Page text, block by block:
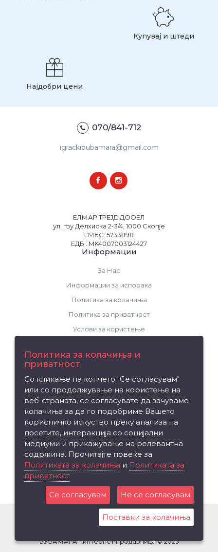
Купувај и штеди
Најдобри цени
070/841-712
igrackibubamara@gmail.com
ЕЛМАР ТРЕЈД ДООЕЛ
ул. Њу Делхиска 2-3/4, 1000 Скопје
ЕМБС: 5733898
ЕДБ : MK4007003124427
Информации
За Нас
Информации за испорака
Политика за колачиња
Политика за приватност
Услови за користење
Рекламација на производ
Мапа на сајтот
Издвојуваме
Брендови
Вредносен ваучер
Партнерска програма
БУБАМАРА - интернет продавница © 2025
Политика за колачиња и
приватност
Со кликање на копчето "Се согласувам"
или со продолжување на користење на
веб-страната, се согласувате да зачуваме
колачиња за да го подобриме Вашето
корисничко искуство преку анализа на
посетите, интеракција со социјални
медиуми и прикажување на релевантна
содржина. Прочитајте повеќе за
Политиката за колачиња и Политиката за
приватност
Се согласувам Не се согласувам
Поставки за колачиња